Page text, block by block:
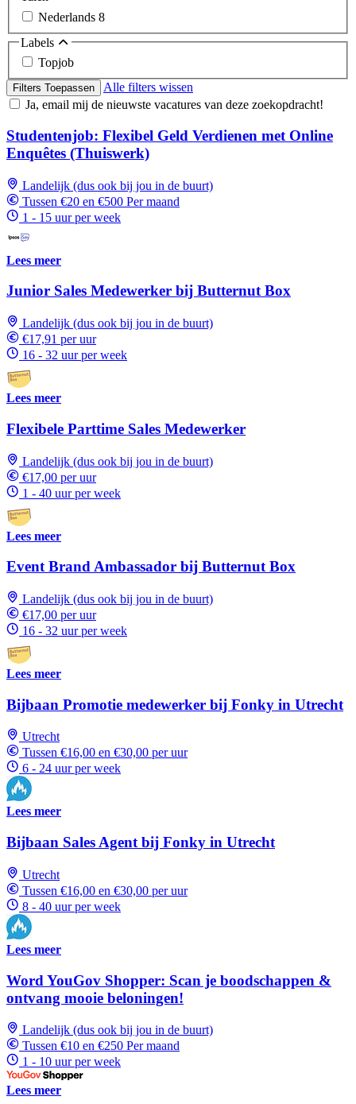
Nederlands 8
Labels
Topjob
Filters Toepassen
Alle filters wissen
Ja, email mij de nieuwste vacatures van deze zoekopdracht!
Studentenjob: Flexibel Geld Verdienen met Online
Enquêtes (Thuiswerk)
Landelijk (dus ook bij jou in de buurt)
Tussen €20 en €500 Per maand
1 - 15 uur per week
Lees meer
Junior Sales Medewerker bij Butternut Box
Landelijk (dus ook bij jou in de buurt)
€17,91 per uur
16 - 32 uur per week
Lees meer
Flexibele Parttime Sales Medewerker
Landelijk (dus ook bij jou in de buurt)
€17,00 per uur
1 - 40 uur per week
Lees meer
Event Brand Ambassador bij Butternut Box
Landelijk (dus ook bij jou in de buurt)
€17,00 per uur
16 - 32 uur per week
Lees meer
Bijbaan Promotie medewerker bij Fonky in Utrecht
Utrecht
Tussen €16,00 en €30,00 per uur
6 - 24 uur per week
Lees meer
Bijbaan Sales Agent bij Fonky in Utrecht
Utrecht
Tussen €16,00 en €30,00 per uur
8 - 40 uur per week
Lees meer
Word YouGov Shopper: Scan je boodschappen &
ontvang mooie beloningen!
Landelijk (dus ook bij jou in de buurt)
Tussen €10 en €250 Per maand
1 - 10 uur per week
Lees meer